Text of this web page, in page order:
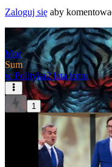
Zaloguj się aby
Mor
Sum
w Polityka2 lata temu
1